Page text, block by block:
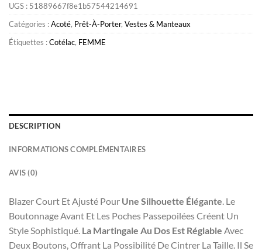
UGS : 51889667f8e1b57544214691
Catégories :Acoté, Prêt-À-Porter, Vestes & Manteaux
Étiquettes :Cotélac, FEMME
DESCRIPTION
INFORMATIONS COMPLÉMENTAIRES
AVIS (0)
Blazer Court Et Ajusté Pour Une Silhouette Élégante . Le
Boutonnage Avant Et Les Poches Passepoilées Créent Un
Style Sophistiqué. La Martingale Au Dos Est Réglable Avec
Deux Boutons, Offrant La Possibilité De Cintrer La Taille. Il Se